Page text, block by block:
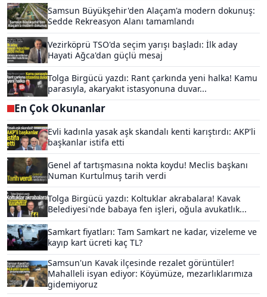
Samsun Büyükşehir'den Alaçam'a modern dokunuş:
Sedde Rekreasyon Alanı tamamlandı
Vezirköprü TSO'da seçim yarışı başladı: İlk aday
Hayati Ağca'dan güçlü mesaj
Tolga Birgücü yazdı: Rant çarkında yeni halka! Kamu
parasıyla, akaryakıt istasyonuna duvar...
En Çok Okunanlar
Evli kadınla yasak aşk skandalı kenti karıştırdı: AKP'li
başkanlar istifa etti
Genel af tartışmasına nokta koydu! Meclis başkanı
Numan Kurtulmuş tarih verdi
Tolga Birgücü yazdı: Koltuklar akrabalara! Kavak
Belediyesi'nde babaya fen işleri, oğula avukatlık...
Samkart fiyatları: Tam Samkart ne kadar, vizeleme ve
kayıp kart ücreti kaç TL?
Samsun'un Kavak ilçesinde rezalet görüntüler!
Mahalleli isyan ediyor: Köyümüze, mezarlıklarımıza
gidemiyoruz